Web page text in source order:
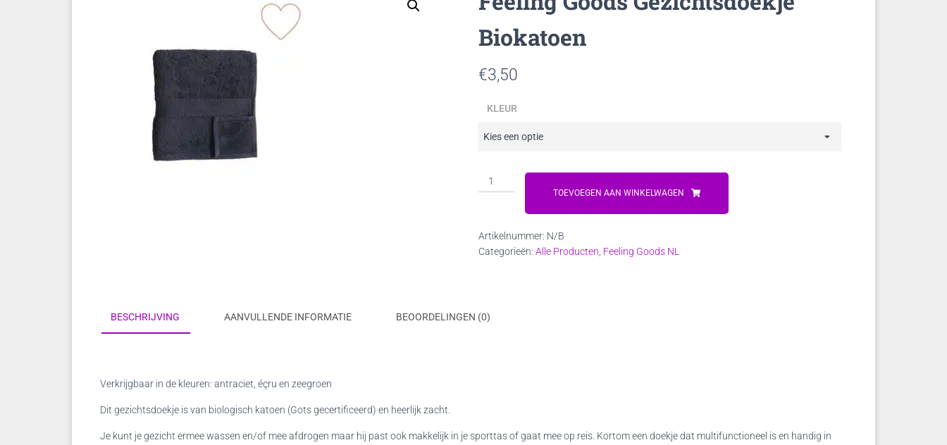
Biokatoen
€3,50
KLEUR
Feeling
Goods
aantal
TOEVOEGEN AAN WINKELWAGEN
Artikelnummer: N/B
Categorieën: Alle Producten Feeling Goods NL
BESCHRIJVING AANVULLENDE INFORMATIE BEOORDELINGEN (0)
Verkrijgbaar in de kleuren: antraciet, éçru en zeegroen
Dit gezichtsdoekje is van biologisch katoen (Gots gecertificeerd) en heerlijk zacht.
Je kunt je gezicht ermee wassen en/of mee afdrogen maar hij past ook makkelijk in je sporttas of gaat mee op reis. Kortom een doekje dat multifunctioneel is en handig in